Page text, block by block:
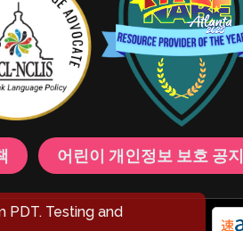
어린이 개인정보 보호 공지
PDT. Testing and